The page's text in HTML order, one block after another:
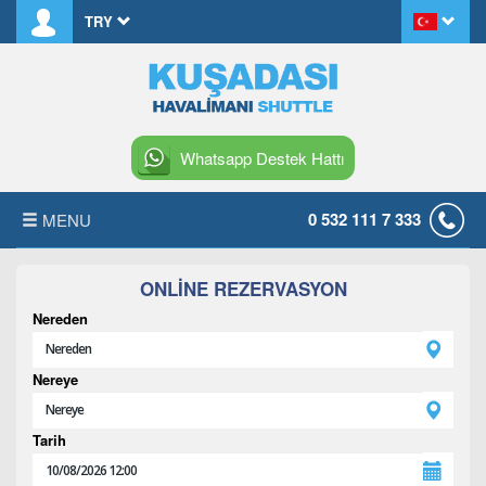
TRY
Whatsapp Destek Hattı
MENU 0 532 111 7 333
ONLINE REZERVASYON
Nereden
Nereye
Tarih